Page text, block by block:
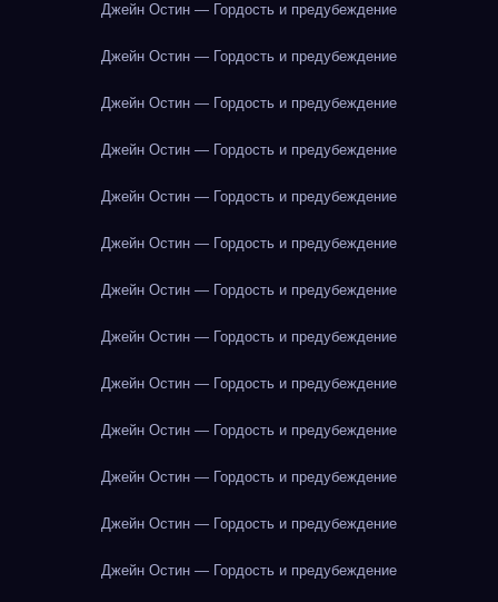
Джейн Остин — Гордость и предубеждение
Джейн Остин — Гордость и предубеждение
Джейн Остин — Гордость и предубеждение
Джейн Остин — Гордость и предубеждение
Джейн Остин — Гордость и предубеждение
Джейн Остин — Гордость и предубеждение
Джейн Остин — Гордость и предубеждение
Джейн Остин — Гордость и предубеждение
Джейн Остин — Гордость и предубеждение
Джейн Остин — Гордость и предубеждение
Джейн Остин — Гордость и предубеждение
Джейн Остин — Гордость и предубеждение
Джейн Остин — Гордость и предубеждение